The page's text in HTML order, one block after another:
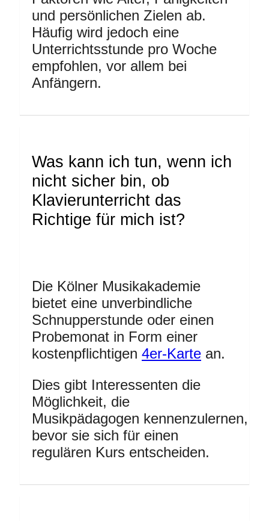
und persönlichen Zielen ab.
Häufig wird jedoch eine
Unterrichtsstunde pro Woche
empfohlen, vor allem bei
Anfängern.
Was kann ich tun, wenn ich
nicht sicher bin, ob
Klavierunterricht das
Richtige für mich ist?
Die Kölner Musikakademie
bietet eine unverbindliche
Schnupperstunde oder einen
Probemonat in Form einer
kostenpflichtigen 4er-Karte an.
Dies gibt Interessenten die
Möglichkeit, die
Musikpädagogen kennenzulernen,
bevor sie sich für einen
regulären Kurs entscheiden.